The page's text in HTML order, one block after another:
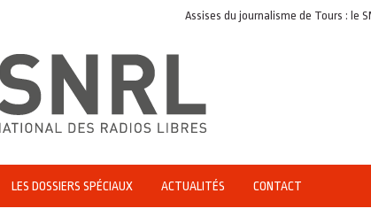
Assises du journalisme de Tours : le
LES DOSSIERS SPÉCIAUX ACTUALITÉS CONTACT